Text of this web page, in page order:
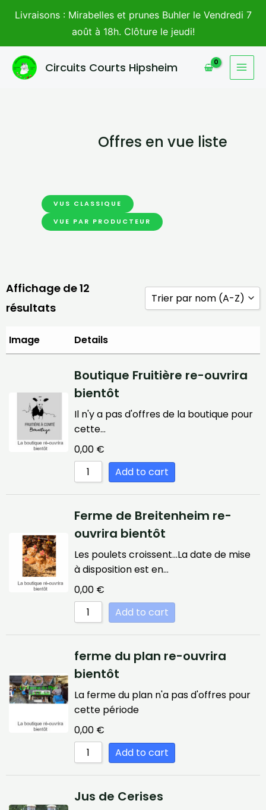
Livraisons : Mirabelles et prunes Buhler le Vendredi 7
août à 18h. Clôture le jeudi!
Circuits Courts Hipsheim
Offres en vue liste
VUS CLASSIQUE
VUE PAR PRODUCTEUR
Affichage de 12
résultats
Trier par nom (A-Z)
Trier par prix (bas ->
Trier par prix (haut ->
Trier par nom (A-Z)
Image Details
Boutique Fruitière re-ouvrira
bientôt
Il n'y a pas d'offres de la boutique pour
cette…
0,00 €
Add to cart
Ferme de Breitenheim re-
ouvrira bientôt
Les poulets croissent…La date de mise
à disposition est en…
0,00 €
Add to cart
ferme du plan re-ouvrira
bientôt
La ferme du plan n'a pas d'offres pour
cette période
0,00 €
Add to cart
Jus de Cerises